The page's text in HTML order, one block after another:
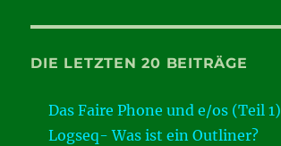
DIE LETZTEN 20 BEITRÄGE
Das Faire Phone und e/os (Teil 1)
Logseq- Was ist ein Outliner?